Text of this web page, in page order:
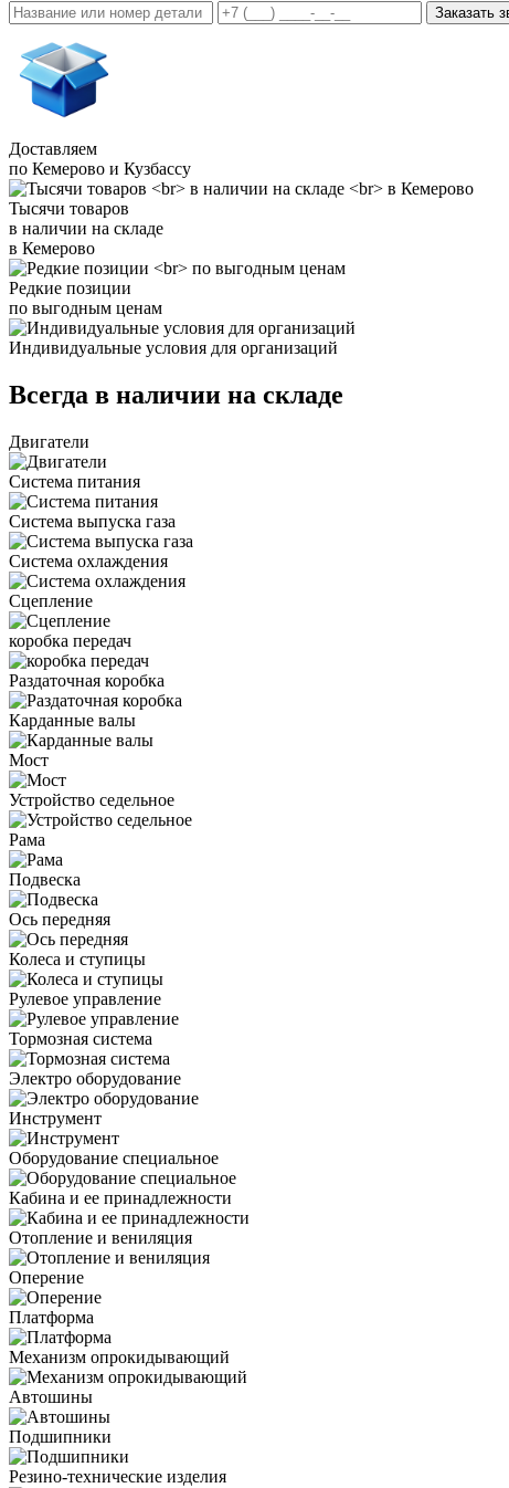
Заказать
Доставляем
по Кемерово и Кузбассу
Тысячи товаров
в наличии на складе
в Кемерово
Редкие позиции
по выгодным ценам
Индивидуальные условия для организаций
Всегда в наличии на складе
Двигатели
Система питания
Система выпуска газа
Система охлаждения
Сцепление
коробка передач
Раздаточная коробка
Карданные валы
Мост
Устройство седельное
Рама
Подвеска
Ось передняя
Колеса и ступицы
Рулевое управление
Тормозная система
Электро оборудование
Инструмент
Оборудование специальное
Кабина и ее принадлежности
Отопление и вениляция
Оперение
Платформа
Механизм опрокидывающий
Автошины
Подшипники
Резино-технические изделия